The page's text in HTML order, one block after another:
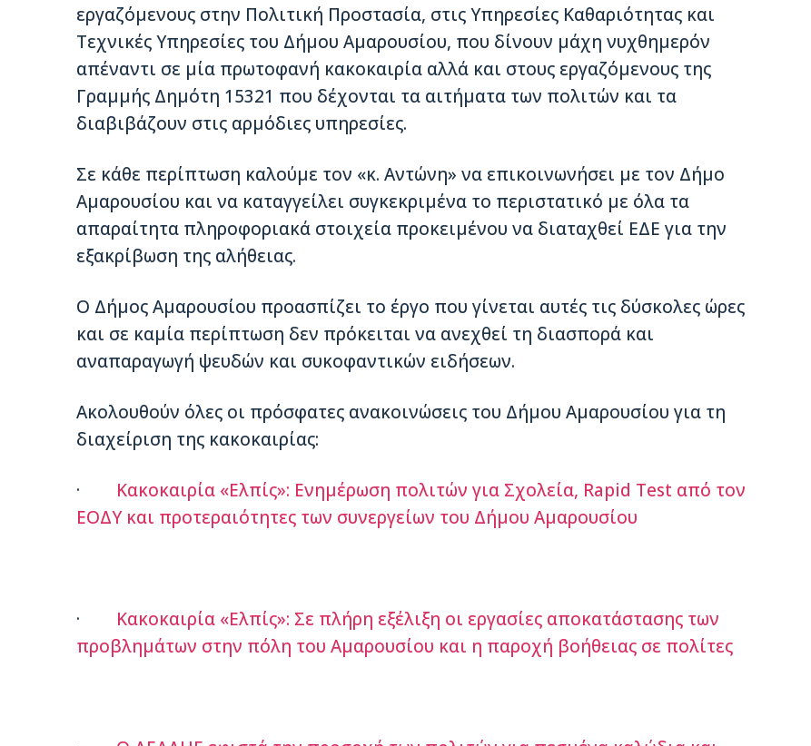
εργαζόμενους στην Πολιτική Προστασία, στις Υπηρεσίες Καθαριότητας και
Τεχνικές Υπηρεσίες του Δήμου Αμαρουσίου, που δίνουν μάχη νυχθημερόν
απέναντι σε μία πρωτοφανή κακοκαιρία αλλά και στους εργαζόμενους της
Γραμμής Δημότη 15321 που δέχονται τα αιτήματα των πολιτών και τα
διαβιβάζουν στις αρμόδιες υπηρεσίες.
Σε κάθε περίπτωση καλούμε τον «κ. Αντώνη» να επικοινωνήσει με τον Δήμο
Αμαρουσίου και να καταγγείλει συγκεκριμένα το περιστατικό με όλα τα
απαραίτητα πληροφοριακά στοιχεία προκειμένου να διαταχθεί ΕΔΕ για την
εξακρίβωση της αλήθειας.
Ο Δήμος Αμαρουσίου προασπίζει το έργο που γίνεται αυτές τις δύσκολες ώρες
και σε καμία περίπτωση δεν πρόκειται να ανεχθεί τη διασπορά και
αναπαραγωγή ψευδών και συκοφαντικών ειδήσεων.
Ακολουθούν όλες οι πρόσφατες ανακοινώσεις του Δήμου Αμαρουσίου για τη
διαχείριση της κακοκαιρίας:
· Κακοκαιρία «Ελπίς»: Ενημέρωση πολιτών για Σχολεία, Rapid Test από τον
ΕΟΔΥ και προτεραιότητες των συνεργείων του Δήμου Αμαρουσίου
· Κακοκαιρία «Ελπίς»: Σε πλήρη εξέλιξη οι εργασίες αποκατάστασης των
προβλημάτων στην πόλη του Αμαρουσίου και η παροχή βοήθειας σε πολίτες